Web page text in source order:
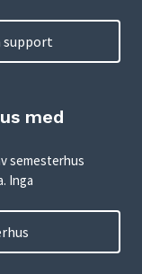
support
med
semesterhus
Inga